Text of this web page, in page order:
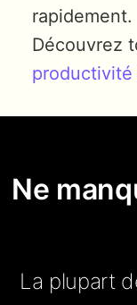
rapidement.
Découvrez
productivité
Ne
La plupart